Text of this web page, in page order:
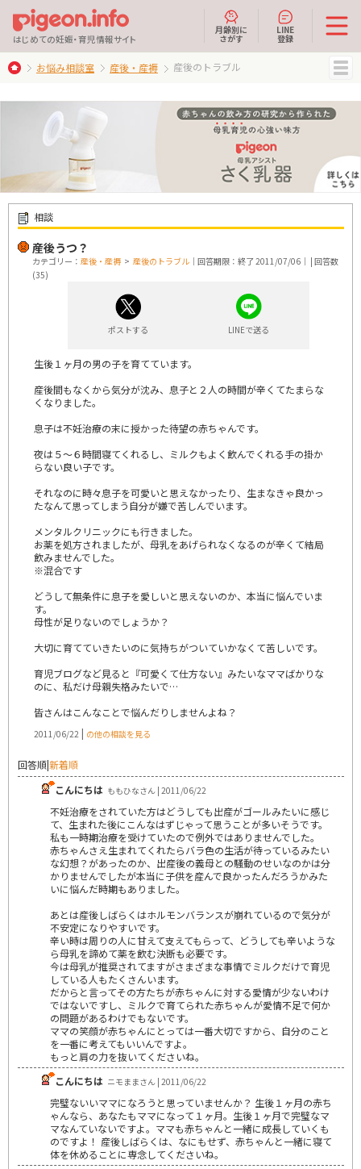
はじめての妊娠・育児情報サイト
月齢別に
さがす
LINE
登録
お悩み相談室 産後・産褥 産後のトラブル
相談
産後うつ？
カテゴリー： 産後・産褥 > 産後のトラブル ｜回答期限：終了 2011/07/06｜ | 回答数
(35)
ポストする LINEで送る
生後１ヶ月の男の子を育てています。
産後間もなくから気分が沈み、息子と２人の時間が辛くてたまらな
くなりました。
息子は不妊治療の末に授かった待望の赤ちゃんです。
夜は５～６時間寝てくれるし、ミルクもよく飲んでくれる手の掛か
らない良い子です。
それなのに時々息子を可愛いと思えなかったり、生まなきゃ良かっ
たなんて思ってしまう自分が嫌で苦しんでいます。
メンタルクリニックにも行きました。
お薬を処方されましたが、母乳をあげられなくなるのが辛くて結局
飲みませんでした。
※混合です
どうして無条件に息子を愛しいと思えないのか、本当に悩んでいま
す。
母性が足りないのでしょうか？
大切に育てていきたいのに気持ちがついていかなくて苦しいです。
育児ブログなど見ると『可愛くて仕方ない』みたいなママばかりな
のに、私だけ母親失格みたいで…
皆さんはこんなことで悩んだりしませんよね？
2011/06/22 | の他の相談を見る
回答順|新着順
こんにちは ももひなさん | 2011/06/22
不妊治療をされていた方はどうしても出産がゴールみたいに感じ
て、生まれた後にこんなはずじゃって思うことが多いそうです。
私も一時期治療を受けていたので例外ではありませんでした。
赤ちゃんさえ生まれてくれたらバラ色の生活が待っているみたい
な幻想？があったのか、出産後の義母との騒動のせいなのかは分
かりませんでしたが本当に子供を産んで良かったんだろうかみた
いに悩んだ時期もありました。
あとは産後しばらくはホルモンバランスが崩れているので気分が
不安定になりやすいです。
辛い時は周りの人に甘えて支えてもらって、どうしても辛いような
ら母乳を諦めて薬を飲む決断も必要です。
今は母乳が推奨されてますがさまざまな事情でミルクだけで育児
している人もたくさんいます。
だからと言ってその方たちが赤ちゃんに対する愛情が少ないわけ
ではないですし、ミルクで育てられた赤ちゃんが愛情不足で何か
の問題があるわけでもないです。
ママの笑顔が赤ちゃんにとっては一番大切ですから、自分のこと
を一番に考えてもいいんですよ。
もっと肩の力を抜いてくださいね。
こんにちは ニモままさん | 2011/06/22
完璧ないいママになろうと思っていませんか？ 生後１ヶ月の赤ち
ゃんなら、あなたもママになって１ヶ月。生後１ヶ月で完璧なマ
マなんていないですよ。ママも赤ちゃんと一緒に成長していくも
のですよ！ 産後しばらくは、なにもせず、赤ちゃんと一緒に寝て
体を休めることに専念してくださいね。